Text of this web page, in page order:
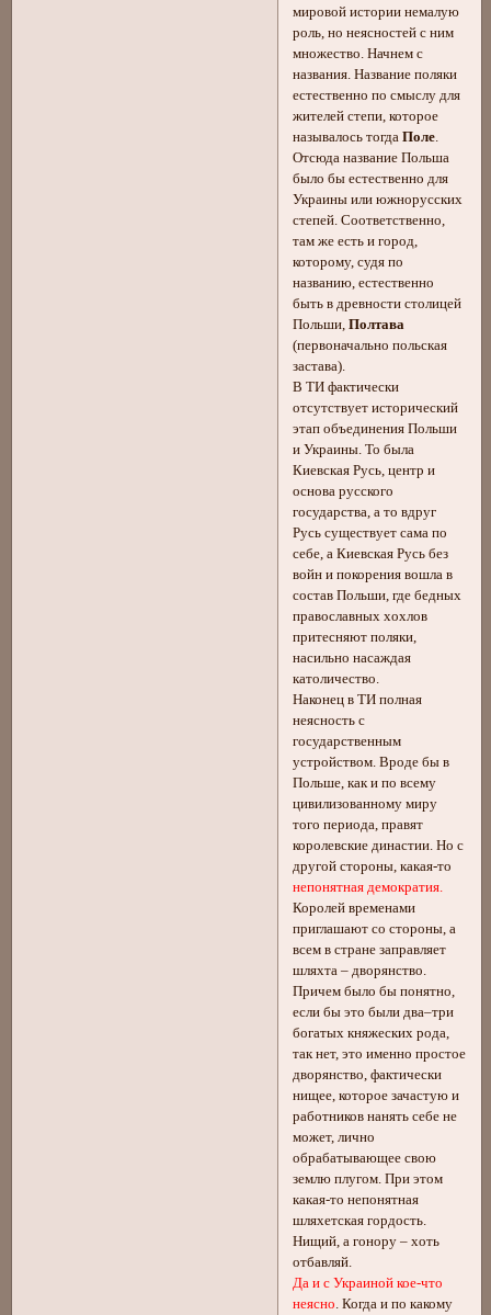
мировой истории немалую
роль, но неясностей с ним
множество. Начнем с
названия. Название поляки
естественно по смыслу для
жителей степи, которое
называлось тогдаПоле.
Отсюда название Польша
было бы естественно для
Украины или южнорусских
степей. Соответственно,
там же есть и город,
которому, судя по
названию, естественно
быть в древности столицей
Польши,Полтава
(первоначально польская
застава).
В ТИ фактически
отсутствует исторический
этап объединения Польши
и Украины. То была
Киевская Русь, центр и
основа русского
государства, а то вдруг
Русь существует сама по
себе, а Киевская Русь без
войн и покорения вошла в
состав Польши, где бедных
православных хохлов
притесняют поляки,
насильно насаждая
католичество.
Наконец в ТИ полная
неясность с
государственным
устройством. Вроде бы в
Польше, как и по всему
цивилизованному миру
того периода, правят
королевские династии. Но с
другой стороны, какая-то
непонятная демократия.
Королей временами
приглашают со стороны, а
всем в стране заправляет
шляхта – дворянство.
Причем было бы понятно,
если бы это были два–три
богатых княжеских рода,
так нет, это именно простое
дворянство, фактически
нищее, которое зачастую и
работников нанять себе не
может, лично
обрабатывающее свою
землю плугом. При этом
какая-то непонятная
шляхетская гордость.
Нищий, а гонору – хоть
отбавляй.
Да и с Украиной кое-что
неясно. Когда и по какому